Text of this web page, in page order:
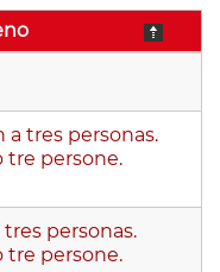
tres personas.
tre persone.
personas.
tre persone.